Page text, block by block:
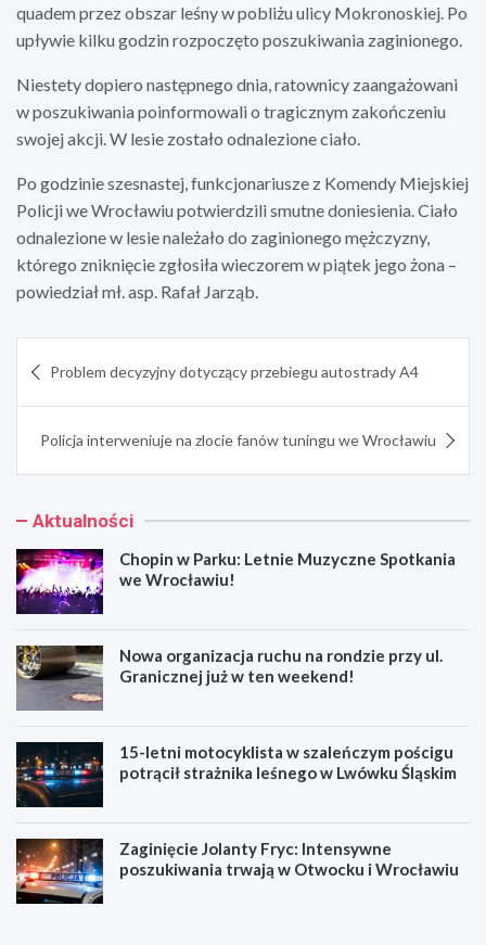
quadem przez obszar leśny w pobliżu ulicy Mokronoskiej. Po
upływie kilku godzin rozpoczęto poszukiwania zaginionego.
Niestety dopiero następnego dnia, ratownicy zaangażowani
w poszukiwania poinformowali o tragicznym zakończeniu
swojej akcji. W lesie zostało odnalezione ciało.
Po godzinie szesnastej, funkcjonariusze z Komendy Miejskiej
Policji we Wrocławiu potwierdzili smutne doniesienia. Ciało
odnalezione w lesie należało do zaginionego mężczyzny,
którego zniknięcie zgłosiła wieczorem w piątek jego żona –
powiedział mł. asp. Rafał Jarząb.
wpisu
Problem decyzyjny dotyczący przebiegu autostrady A4
Policja interweniuje na zlocie fanów tuningu we Wrocławiu
Aktualności
Chopin w Parku: Letnie Muzyczne Spotkania
we Wrocławiu!
Nowa organizacja ruchu na rondzie przy ul.
Granicznej już w ten weekend!
15-letni motocyklista w szaleńczym pościgu
potrącił strażnika leśnego w Lwówku Śląskim
Zaginięcie Jolanty Fryc: Intensywne
poszukiwania trwają w Otwocku i Wrocławiu
C
N